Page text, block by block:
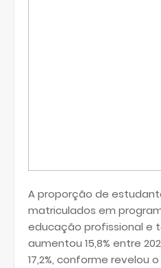
A proporção de
matriculados em
educação profissional e
aumentou 15,8% entre
17,2%, conforme revelou